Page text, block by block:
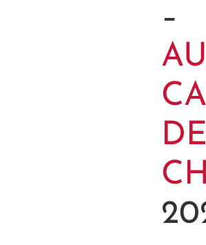
–